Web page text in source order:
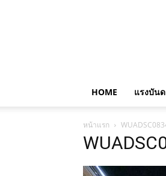
HOME แรงบัน
หน้าแรก